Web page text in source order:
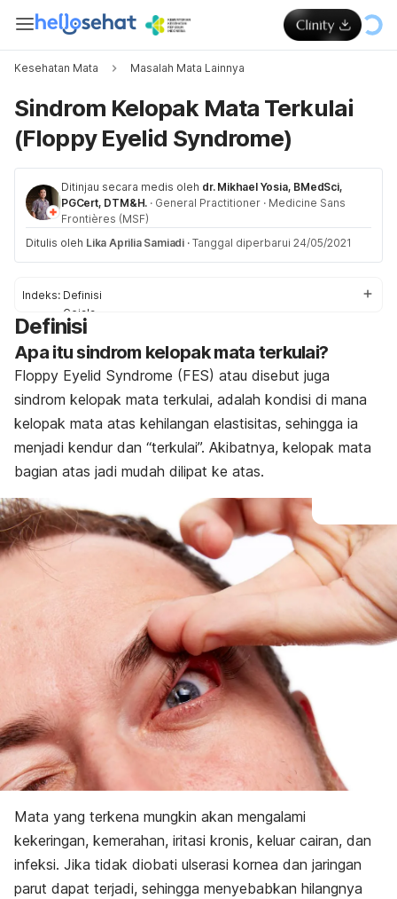
Kesehatan Mata Masalah Mata Lainnya
Sindrom Kelopak Mata Terkulai
(Floppy Eyelid Syndrome)
Ditinjau secara medis oleh dr. Mikhael Yosia, BMedSci,
PGCert, DTM&H. · General Practitioner · Medicine Sans
Frontières (MSF)
Ditulis oleh Lika Aprilia Samiadi · Tanggal diperbarui 24/05/2021
Indeks: Definisi
Gejala
Penyebab
Faktor pemicu
Pengobatan
Komplikasi
Pencegahan
Definisi
Apa itu sindrom kelopak mata terkulai?
Floppy Eyelid Syndrome (FES) atau disebut juga
sindrom kelopak mata terkulai, adalah kondisi di mana
kelopak mata atas kehilangan elastisitas, sehingga ia
menjadi kendur dan “terkulai”. Akibatnya, kelopak mata
bagian atas jadi mudah dilipat ke atas.
Mata yang terkena mungkin akan mengalami
kekeringan, kemerahan, iritasi kronis, keluar cairan, dan
infeksi. Jika tidak diobati ulserasi kornea dan jaringan
parut dapat terjadi, sehingga menyebabkan hilangnya